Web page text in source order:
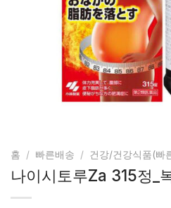
홈 / 빠른배송 / 건강/건강식품(빠
나이시토루Za 315정_